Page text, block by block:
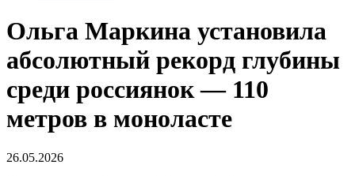
Ольга Маркина установила
абсолютный рекорд глубины
среди россиянок — 110
метров в моноласте
26.05.2026